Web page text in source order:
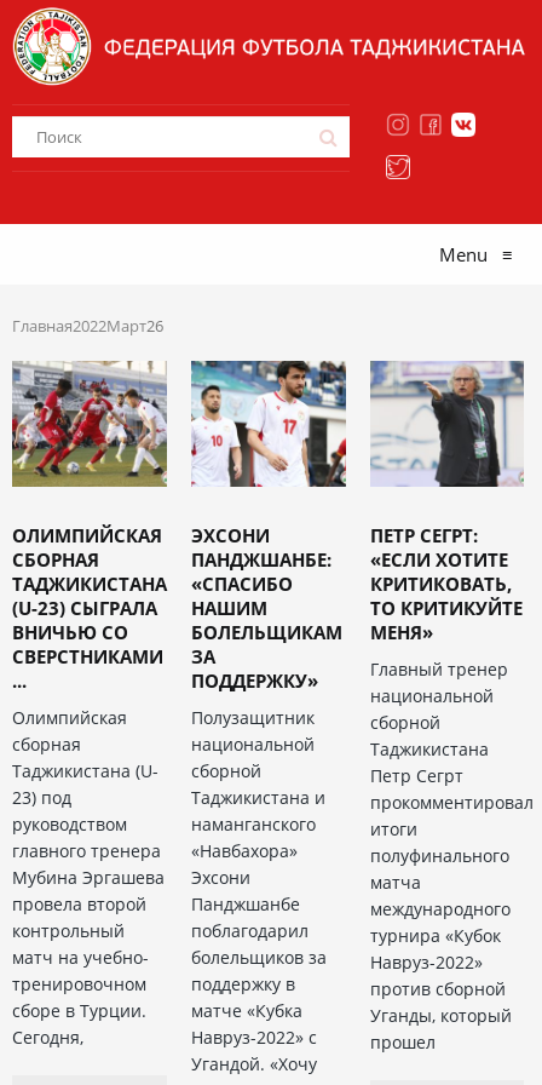
Menu ≡
Главная2022Март26
ОЛИМПИЙСКАЯ
СБОРНАЯ
ТАДЖИКИСТАНА
(U-23) СЫГРАЛА
ВНИЧЬЮ СО
СВЕРСТНИКАМИ
...
Олимпийская
сборная
Таджикистана (U-
23) под
руководством
главного тренера
Мубина Эргашева
провела второй
контрольный
матч на учебно-
тренировочном
сборе в Турции.
Сегодня,
ЭХСОНИ
ПАНДЖШАНБЕ:
«СПАСИБО
НАШИМ
БОЛЕЛЬЩИКАМ
ЗА
ПОДДЕРЖКУ»
Полузащитник
национальной
сборной
Таджикистана и
наманганского
«Навбахора»
Эхсони
Панджшанбе
поблагодарил
болельщиков за
поддержку в
матче «Кубка
Навруз-2022» с
Угандой. «Хочу
ПЕТР СЕГРТ:
«ЕСЛИ ХОТИТЕ
КРИТИКОВАТЬ,
ТО КРИТИКУЙТЕ
МЕНЯ»
Главный тренер
национальной
сборной
Таджикистана
Петр Сегрт
прокомментировал
итоги
полуфинального
матча
международного
турнира «Кубок
Навруз-2022»
против сборной
Уганды, который
прошел